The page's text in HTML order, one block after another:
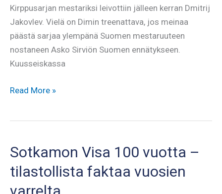
Kirppusarjan mestariksi leivottiin jälleen kerran Dmitrij
Jakovlev. Vielä on Dimin treenattava, jos meinaa
päästä sarjaa ylempänä Suomen mestaruuteen
nostaneen Asko Sirviön Suomen ennätykseen.
Kuusseiskassa
Visan
Jouni
Kvist
nostivat
SM-
Read More »
Sotkamon Visa 100 vuotta –
tilastollista faktaa vuosien